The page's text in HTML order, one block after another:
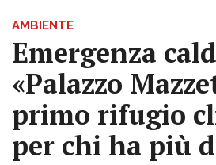
AMBIENTE
Emergenza
«Palazzo
primo rifugio
per chi ha più